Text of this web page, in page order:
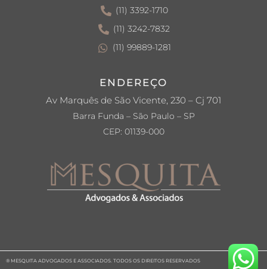
(11) 3392-1710
(11) 3242-7832
(11) 99889-1281
ENDEREÇO
Av Marquês de São Vicente, 230 – Cj 701
Barra Funda – São Paulo – SP
CEP: 01139-000
® MESQUITA ADVOGADOS E ASSOCIADOS. TODOS OS DIREITOS RESERVADOS